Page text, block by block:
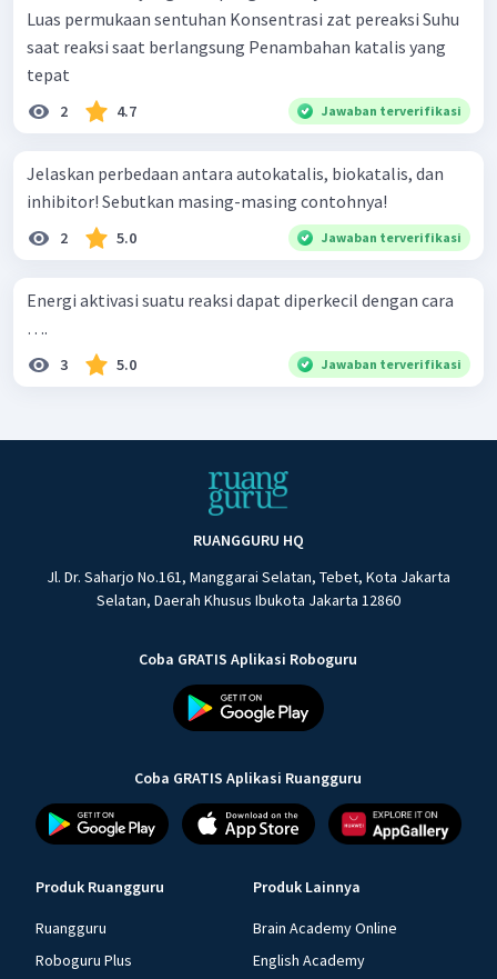
Luas permukaan sentuhan Konsentrasi zat pereaksi Suhu
saat reaksi saat berlangsung Penambahan katalis yang
tepat
2 4.7 Jawaban terverifikasi
Jelaskan perbedaan antara autokatalis, biokatalis, dan
inhibitor! Sebutkan masing-masing contohnya!
2 5.0 Jawaban terverifikasi
Energi aktivasi suatu reaksi dapat diperkecil dengan cara
….
3 5.0 Jawaban terverifikasi
RUANGGURU HQ
Jl. Dr. Saharjo No.161, Manggarai Selatan, Tebet, Kota Jakarta
Selatan, Daerah Khusus Ibukota Jakarta 12860
Coba GRATIS Aplikasi Roboguru
Coba GRATIS Aplikasi Ruangguru
Produk Ruangguru
Ruangguru
Roboguru Plus
Produk Lainnya
Brain Academy Online
English Academy